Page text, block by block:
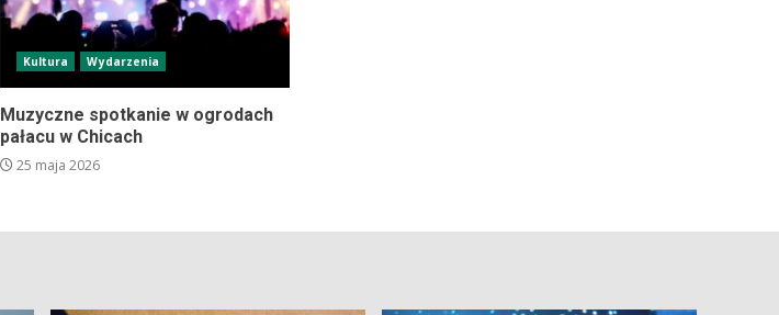
Kultura Wydarzenia
Muzyczne spotkanie w ogrodach
pałacu w Chicach
25 maja 2026